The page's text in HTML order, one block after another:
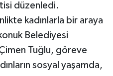
düzenledi.
kadınlarla bir araya
Belediyesi
Tuğlu, göreve
sosyal yaşamda,